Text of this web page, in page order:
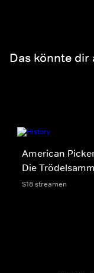
Das könnte dir
American
Die
S18 streamen